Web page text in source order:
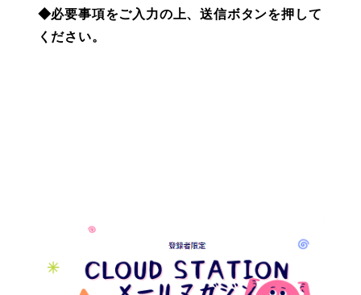
◆必要事項をご入力の上、送信ボタンを押して
ください。